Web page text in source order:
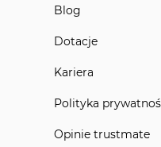
Blog
Dotacje
Kariera
Polityka
Opinie trustmate